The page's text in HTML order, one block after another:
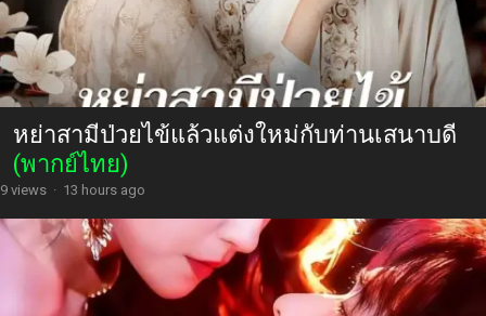
หย่าสามีป่วยไข้แล้วแต่งใหม่กับท่านเสนาบดี
(พากย์ไทย)
9 views · 13 hours ago